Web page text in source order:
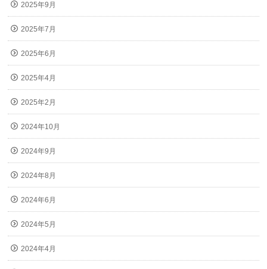
2025年9月
2025年7月
2025年6月
2025年4月
2025年2月
2024年10月
2024年9月
2024年8月
2024年6月
2024年5月
2024年4月